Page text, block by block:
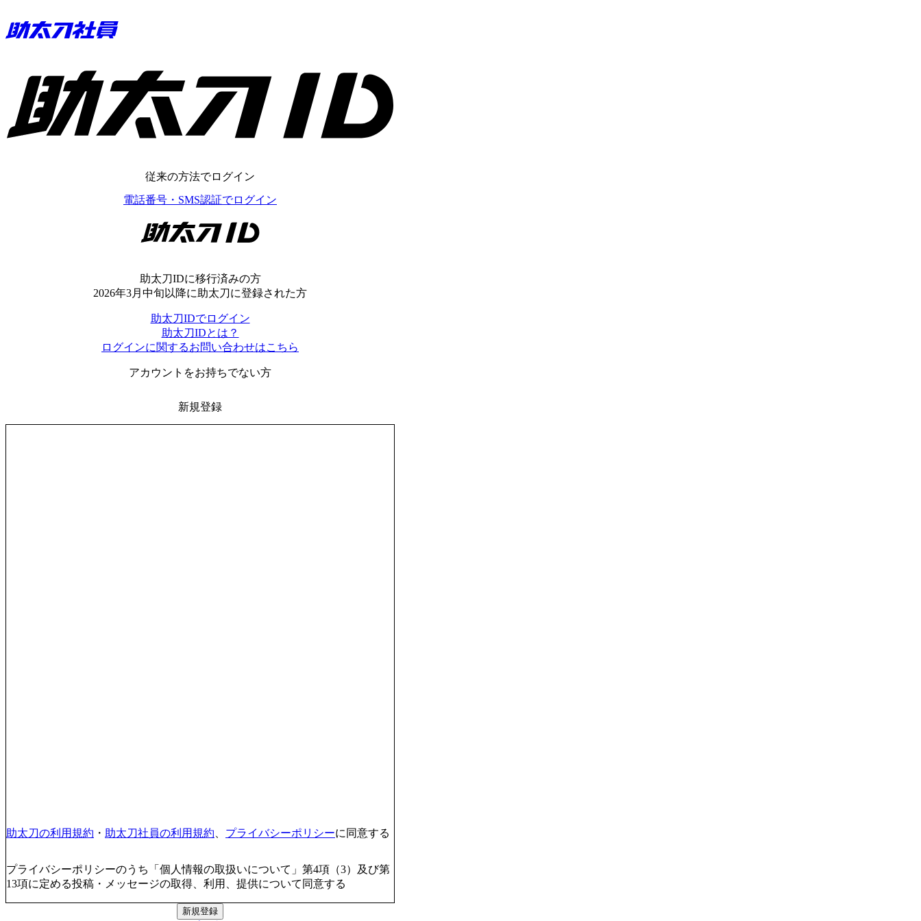
助太刀ID
従来の方法でログイン
電話番号・SMS認証でログイン
助太刀ID
助太刀IDに移行済みの方
2026年3月中旬以降に助太刀に登録された方
助太刀IDでログイン
助太刀IDとは？
ログインに関するお問い合わせはこちら
アカウントをお持ちでない方
新規登録
助太刀の利用規約 ・ 助太刀社員の利用規約 プライバシーポリシーに同意する
プライバシーポリシーのうち「個人情報の取扱いについて」第4項（3）及び第
13項に定める投稿・メッセージの取得、利用、提供について同意する
新規登録